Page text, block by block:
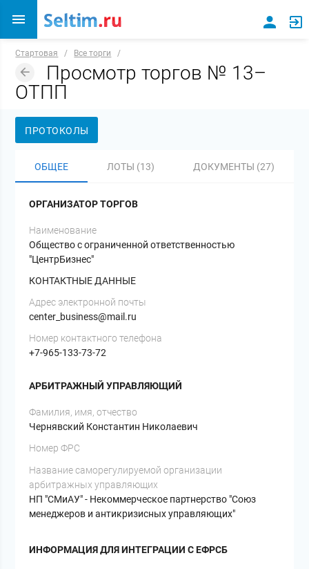
Стартовая / Все торги /
Просмотр торгов № 13–
ОТПП
ПРОТОКОЛЫ
ОБЩЕЕ ЛОТЫ (13) ДОКУМЕНТЫ (27)
ОРГАНИЗАТОР ТОРГОВ
Наименование
Общество с ограниченной ответственностью
"ЦентрБизнес"
КОНТАКТНЫЕ ДАННЫЕ
Адрес электронной почты
center_business@mail.ru
Номер контактного телефона
+7-965-133-73-72
АРБИТРАЖНЫЙ УПРАВЛЯЮЩИЙ
Фамилия, имя, отчество
Чернявский Константин Николаевич
Номер ФРС
Название саморегулируемой организации
арбитражных управляющих
НП "СМиАУ" - Некоммерческое партнерство "Союз
менеджеров и антикризисных управляющих"
ИНФОРМАЦИЯ ДЛЯ ИНТЕГРАЦИИ С ЕФРСБ